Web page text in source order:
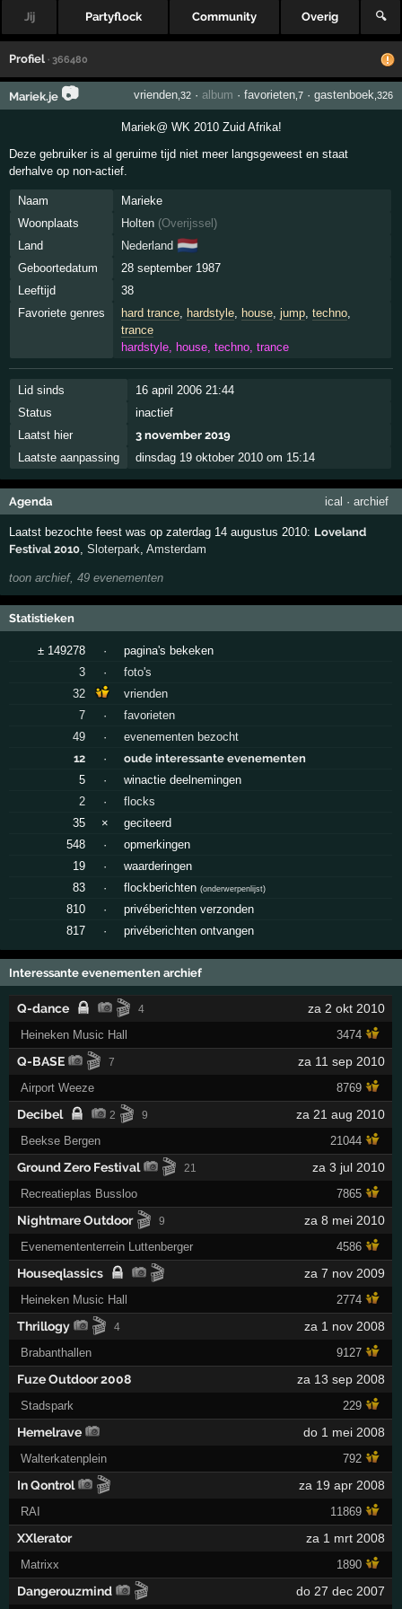
Jij Partyflock Community Overig 🔍
Profiel · 366480
Mariek.je 📷 vrienden,32· album · favorieten,7· gastenboek ,326
Mariek@ WK 2010 Zuid Afrika!
Deze gebruiker is al geruime tijd niet meer langsgeweest en staat
derhalve op non-actief.
Naam
Marieke
Woonplaats
Holten (Overijssel )
Land
Nederland 🇳🇱
Geboortedatum
28 september 1987
Leeftijd
38
Favoriete genres
hard trance, hardstyle, house, jump, techno,
trance
hardstyle, house, techno, trance
Lid sinds
16 april 2006 21:44
Status
inactief
Laatst hier
3 november 2019
Laatste aanpassing
dinsdag 19 oktober 2010 om 15:14
Agenda ical · archief
Laatst bezochte feest was op zaterdag 14 augustus 2010: Loveland
Festival 2010,Sloterpark,Amsterdam
toon archief, 49 evenementen
Statistieken
± 149278 ·
pagina's bekeken
3
·
foto's
32
vrienden
7
·
favorieten
49
·
evenementen bezocht
12
·
oude interessante evenementen
5
·
winactie deelnemingen
2
·
flocks
35
×
geciteerd
548
·
opmerkingen
19
·
waarderingen
83
· flockberichten(onderwerpenlijst)
810 ·
privéberichten verzonden
817
· privéberichten ontvangen
Interessante evenementen archief
Q-dance 🎬 4 za 2 okt 2010
Heineken Music Hall 3474
Q-BASE 🎬 7 za 11 sep 2010
Airport Weeze 8769
Decibel 2 🎬 9 za 21 aug 2010
Beekse Bergen 21044
Ground Zero Festival 🎬 21 za 3 jul 2010
Recreatieplas Bussloo 7865
Nightmare Outdoor 🎬 9 za 8 mei 2010
Evenemententerrein Luttenberger 4586
Houseqlassics 🎬 za 7 nov 2009
Heineken Music Hall 2774
Thrillogy 🎬 4 za 1 nov 2008
Brabanthallen 9127
Fuze Outdoor 2008 za 13 sep 2008
Stadspark 229
Hemelrave do 1 mei 2008
Walterkatenplein 792
In Qontrol 🎬 za 19 apr 2008
RAI 11869
XXlerator za 1 mrt 2008
Matrixx 1890
Dangerouzmind 🎬 do 27 dec 2007